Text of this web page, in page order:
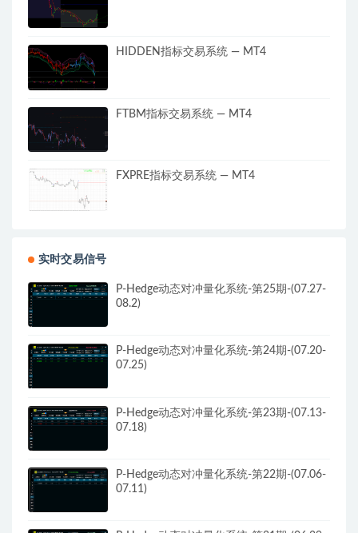
HIDDEN指标交易系统 — MT4
FTBM指标交易系统 — MT4
FXPRE指标交易系统 — MT4
实时交易信号
P-Hedge动态对冲量化系统-第25期-(07.27-
08.2)
P-Hedge动态对冲量化系统-第24期-(07.20-
07.25)
P-Hedge动态对冲量化系统-第23期-(07.13-
07.18)
P-Hedge动态对冲量化系统-第22期-(07.06-
07.11)